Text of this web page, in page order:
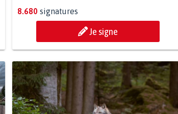
8.680 signatures
Je signe